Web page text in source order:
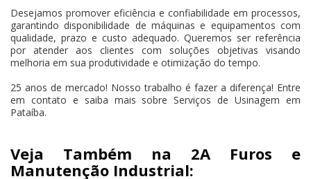
Desejamos promover eficiência e confiabilidade em processos,
garantindo disponibilidade de máquinas e equipamentos com
qualidade, prazo e custo adequado. Queremos ser referência
por atender aos clientes com soluções objetivas visando
melhoria em sua produtividade e otimização do tempo.
25 anos de mercado! Nosso trabalho é fazer a diferença! Entre
em contato e saiba mais sobre Serviços de Usinagem em
Pataíba.
Veja Também na 2A Furos e
Manutenção Industrial: